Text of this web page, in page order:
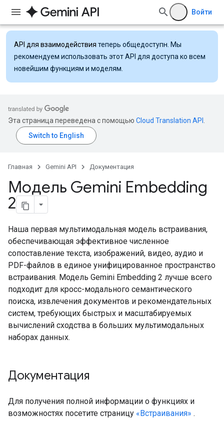
Войти
API для взаимодействия теперь общедоступн. Мы
рекомендуем использовать этот API для доступа ко всем
новейшим функциям и моделям.
Эта страница переведена с помощью Cloud Translation API
Главная Gemini API Документация
Модель Gemini Embedding
2
Наша первая мультимодальная модель встраивания,
обеспечивающая эффективное численное
сопоставление текста, изображений, видео, аудио и
PDF-файлов в единое унифицированное пространство
встраивания. Модель Gemini Embedding 2 лучше всего
подходит для кросс-модального семантического
поиска, извлечения документов и рекомендательных
систем, требующих быстрых и масштабируемых
вычислений сходства в больших мультимодальных
наборах данных.
Документация
Для получения полной информации о функциях и
возможностях посетите страницу «Встраивания» .